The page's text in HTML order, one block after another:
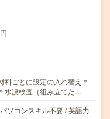
料ごとに設定の入れ替え＊
水没検査（組み立てた…
ソコンスキル不要 / 英語力